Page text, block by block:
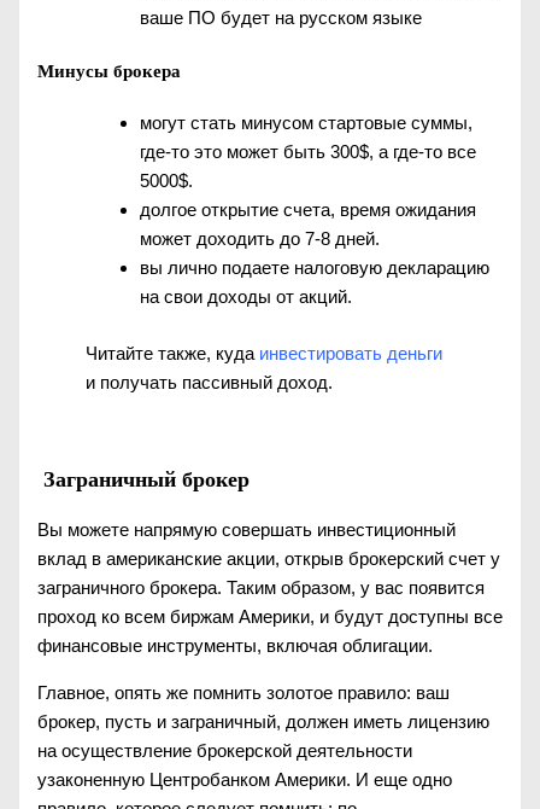
ваше ПО будет на русском языке
Минусы брокера
могут стать минусом стартовые суммы,
где-то это может быть 300$, а где-то все
5000$.
долгое открытие счета, время ожидания
может доходить до 7-8 дней.
вы лично подаете налоговую декларацию
на свои доходы от акций.
Читайте также, куда инвестировать деньги
и получать пассивный доход.
Заграничный брокер
Вы можете напрямую совершать инвестиционный
вклад в американские акции, открыв брокерский счет у
заграничного брокера. Таким образом, у вас появится
проход ко всем биржам Америки, и будут доступны все
финансовые инструменты, включая облигации.
Главное, опять же помнить золотое правило: ваш
брокер, пусть и заграничный, должен иметь лицензию
на осуществление брокерской деятельности
узаконенную Центробанком Америки. И еще одно